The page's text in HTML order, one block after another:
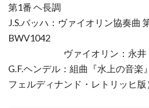
第1番 ヘ長調
J.S.バッハ：ヴァイオリン協奏曲
BWV1042
ヴァイオリン：永井
G.F.ヘンデル：組曲『水上の音楽
フェルディナンド・レトリッヒ版